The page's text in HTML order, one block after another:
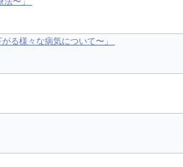
る様々な病気について〜」